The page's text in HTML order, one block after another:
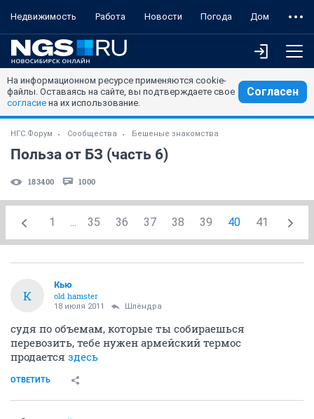
Недвижимость Работа Новости Погода Дом
На информационном ресурсе применяются cookie-
файлы. Оставаясь на сайте, вы подтверждаете свое
согласие на их использование.
Согласен
НГС.Форум Сообщества Бешеные знакомства
Польза от БЗ (часть 6)
183400 1000
1 ... 35 36 37 38 39 40 41
К
Кью
old hamster
18 июля 2011 Шлёндра
судя по объемам, которые ты собираешься
перевозить, тебе нужен армейский термос
продается здесь
ОТВЕТИТЬ